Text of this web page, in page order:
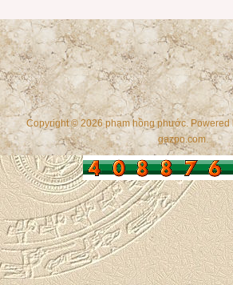
Copyright © 2026 phạm hồng phước.
gazpo.com.